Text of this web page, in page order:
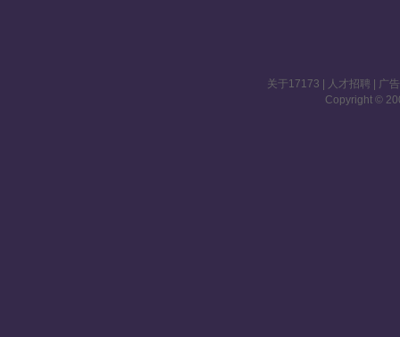
关于17173 人才招聘
广
Copyright ©